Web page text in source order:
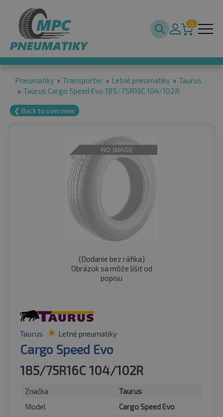
0
Pneumatiky » Transporter » Letné pneumatiky » Taurus
» Taurus Cargo Speed Evo 185/75R16C 104/102R
❮ Back to overview
(Dodanie bez ráfika)
Obrázok sa môže líšiť od
popisu
Taurus Letné pneumatiky
Cargo Speed Evo
185/75R16C 104/102R
Značka
Taurus
Model
Cargo Speed Evo